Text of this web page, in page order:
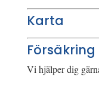
Karta
Försäkring
Vi hjälper dig